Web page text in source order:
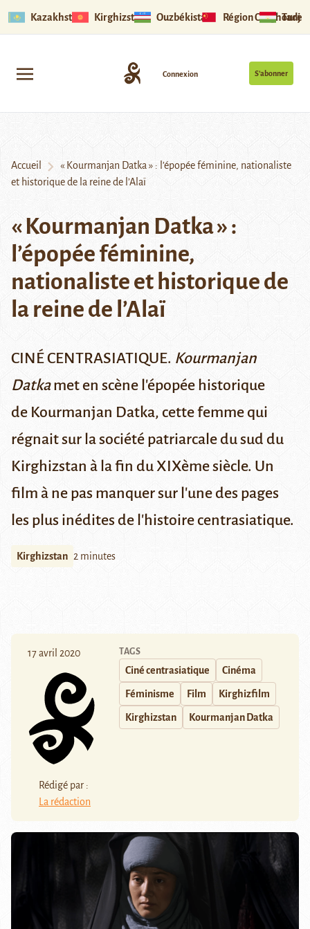
Kazakhstan Kirghizstan Ouzbékistan Région Ouïghoure
S’abonner
Connexion
Accueil
« Kourmanjan Datka » : l’épopée féminine, nationaliste
et historique de la reine de l’Alaï
« Kourmanjan Datka » :
l’épopée féminine,
nationaliste et historique de
la reine de l’Alaï
CINÉ CENTRASIATIQUE. Kourmanjan
Datkamet en scène l'épopée historique
de Kourmanjan Datka, cette femme qui
régnait sur la société patriarcale du sud du
Kirghizstan à la fin du XIXème siècle. Un
film à ne pas manquer sur l'une des pages
les plus inédites de l'histoire centrasiatique.
Kirghizstan 2 minutes
17 avril 2020
Rédigé par :
La rédaction
TAGS
Ciné centrasiatique Cinéma
Féminisme Film Kirghizfilm
Kirghizstan Kourmanjan Datka